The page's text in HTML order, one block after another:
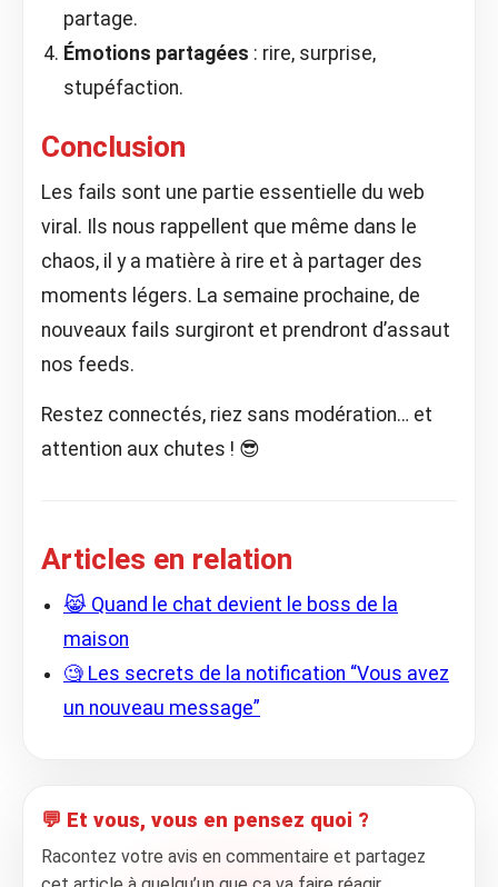
partage.
Émotions partagées : rire, surprise,
stupéfaction.
Conclusion
Les fails sont une partie essentielle du web
viral. Ils nous rappellent que même dans le
chaos, il y a matière à rire et à partager des
moments légers. La semaine prochaine, de
nouveaux fails surgiront et prendront d’assaut
nos feeds.
Restez connectés, riez sans modération… et
attention aux chutes ! 😎
Articles en relation
😹 Quand le chat devient le boss de la
maison
🧐 Les secrets de la notification “Vous avez
un nouveau message”
💬 Et vous, vous en pensez quoi ?
Racontez votre avis en commentaire et partagez